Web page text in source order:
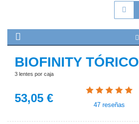
BIOFINITY TÓRICO
3 lentes por caja
53,05 €
47reseñas